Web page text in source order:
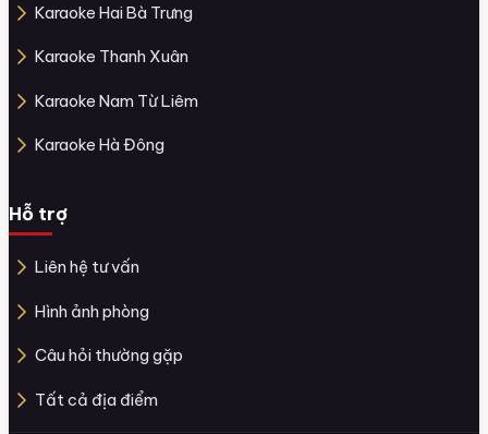
Karaoke Hai Bà Trưng
Karaoke Thanh Xuân
Karaoke Nam Từ Liêm
Karaoke Hà Đông
Hỗ trợ
Liên hệ tư vấn
Hình ảnh phòng
Câu hỏi thường gặp
Tất cả địa điểm